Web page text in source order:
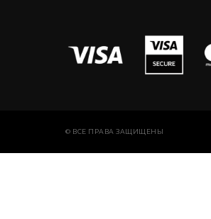
© ВСЕ ПРАВА ЗАЩИЩЕНЫ